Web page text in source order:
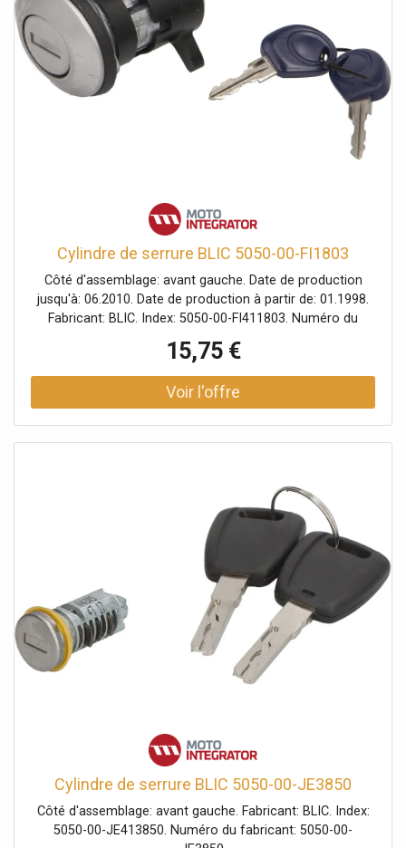
Cylindre de serrure BLIC 5050-00-FI1803
Côté d'assemblage: avant gauche. Date de production
jusqu'à: 06.2010. Date de production à partir de: 01.1998.
Fabricant: BLIC. Index: 5050-00-FI411803. Numéro du
15,75 €
Cylindre de serrure BLIC 5050-00-JE3850
Côté d'assemblage: avant gauche. Fabricant: BLIC. Index:
5050-00-JE413850. Numéro du fabricant: 5050-00-